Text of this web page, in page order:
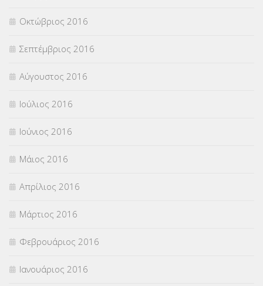
Οκτώβριος 2016
Σεπτέμβριος 2016
Αύγουστος 2016
Ιούλιος 2016
Ιούνιος 2016
Μάιος 2016
Απρίλιος 2016
Μάρτιος 2016
Φεβρουάριος 2016
Ιανουάριος 2016